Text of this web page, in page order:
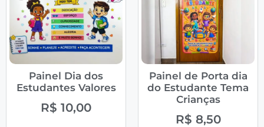
Painel Dia dos
Estudantes Valores
R$ 10,00
Painel de Porta dia
do Estudante Tema
Crianças
R$ 8,50